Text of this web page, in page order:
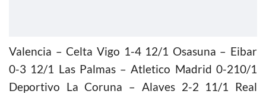
Valencia – Celta Vigo 1-4 12/1 Osasuna – Eibar
0-3 12/1 Las Palmas – Atletico Madrid 0-210/1
Deportivo La Coruna – Alaves 2-2 11/1 Real